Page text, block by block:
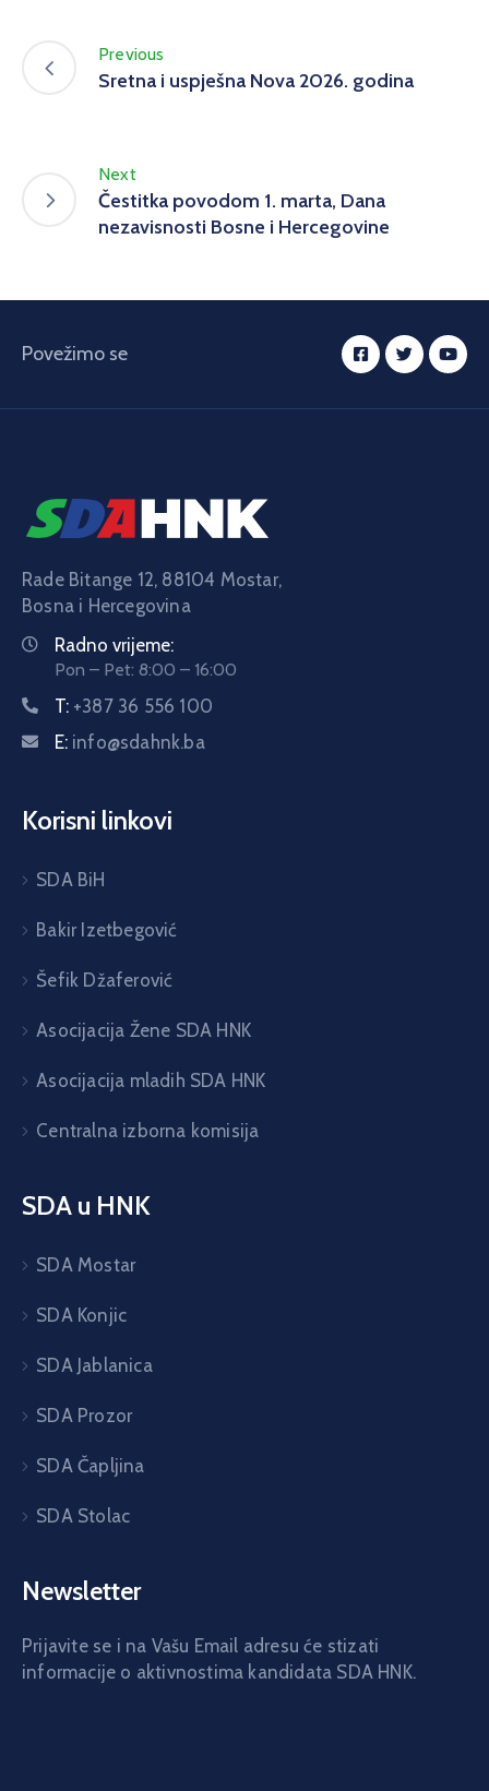
Previous
Sretna i uspješna Nova 2026. godina
Next
Čestitka povodom 1. marta, Dana
nezavisnosti Bosne i Hercegovine
Povežimo se
Rade Bitange 12, 88104 Mostar,
Bosna i Hercegovina
Radno vrijeme:
Pon – Pet: 8:00 – 16:00
T: +387 36 556 100
E: info@sdahnk.ba
Korisni linkovi
SDA BiH
Bakir Izetbegović
Šefik Džaferović
Asocijacija Žene SDA HNK
Asocijacija mladih SDA HNK
Centralna izborna komisija
SDA u HNK
SDA Mostar
SDA Konjic
SDA Jablanica
SDA Prozor
SDA Čapljina
SDA Stolac
Newsletter
Prijavite se i na Vašu Email adresu će stizati
informacije o aktivnostima kandidata SDA HNK.